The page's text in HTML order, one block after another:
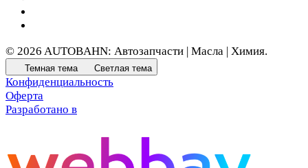
© 2026 AUTOBAHN: Автозапчасти | Масла | Химия.
Темная тема Светлая тема
Конфиденциальность
Оферта
Разработано в